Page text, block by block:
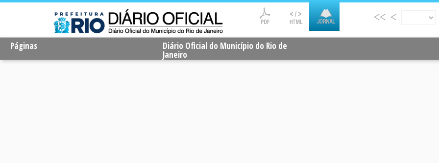
<< <
Páginas Diário Oficial do Município do Rio de
Janeiro